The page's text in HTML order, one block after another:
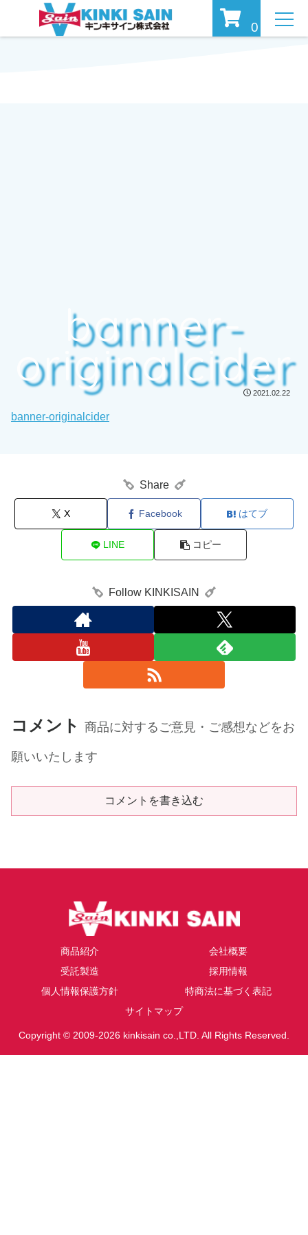
banner-
originalcider
2021.02.22
banner-originalcider
Share
X Facebook はてブ
LINE コピー
Follow KINKISAIN
コメント 商品に対するご意見・ご感想などをお
願いいたします
コメントを書き込む
商品紹介
会社概要
受託製造
採用情報
個人情報保護方針
特商法に基づく表記
サイトマップ
Copyright © 2009-2026 kinkisain co.,LTD. All Rights Reserved.
0